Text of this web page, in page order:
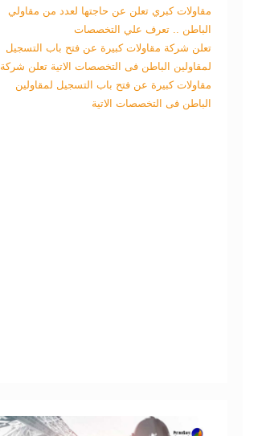
مقاولات كبري تعلن عن حاجتها لعدد من مقاولي
الباطن .. تعرف علي التخصصات
تعلن شركة مقاولات كبيرة عن فتح باب التسجيل
لمقاولين الباطن فى التخصصات الاتية تعلن شركة
مقاولات كبيرة عن فتح باب التسجيل لمقاولين
الباطن فى التخصصات الاتية